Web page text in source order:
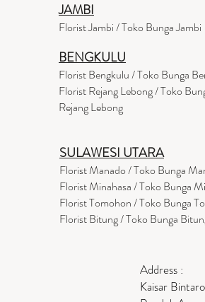
JAMBI
Florist Jambi / Toko Bunga Jambi
BENGKULU
Florist Bengkulu / Toko Bunga
Florist Rejang Lebong / Toko
Rejang Lebong
SULAWESI UTARA
Florist Manado / Toko Bunga
Florist Minahasa / Toko Bunga
Florist Tomohon / Toko Bunga
Florist Bitung / Toko Bunga
Address :
Kaisar